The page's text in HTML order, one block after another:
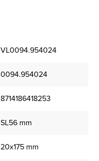
VL0094.954024
0094.954024
8714186418253
SL56 mm
20x175 mm